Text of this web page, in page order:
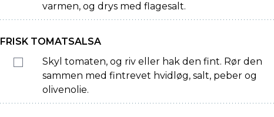
varmen, og drys med flagesalt.
FRISK TOMATSALSA
Skyl tomaten, og riv eller hak den fint. Rør den
sammen med fintrevet hvidløg, salt, peber og
olivenolie.